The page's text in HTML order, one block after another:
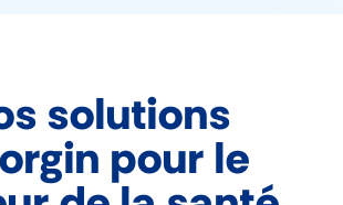
solutions
pour le